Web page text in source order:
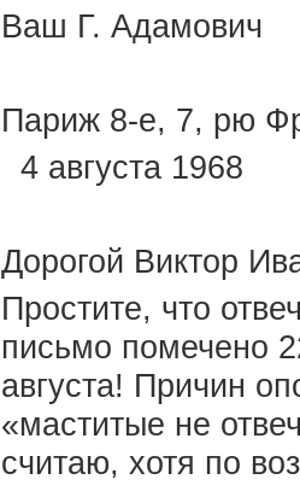
Ваш Г. Адамович
Париж 8-е, 7, рю
4 августа 1968
Дорогой Виктор
Простите, что
письмо помечено
августа! Причин
«маститые не
считаю, хотя по